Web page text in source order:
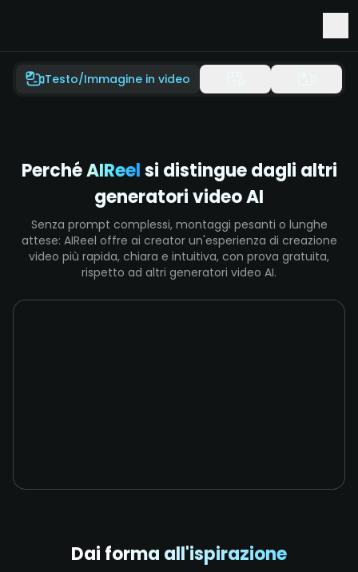
Testo/Immagine in video
PerchéAIReelsi distingue dagli altri
generatori video AI
Senza prompt complessi, montaggi pesanti o lunghe
attese: AIReel offre ai creator un'esperienza di creazione
video più rapida, chiara e intuitiva, con prova gratuita,
rispetto ad altri generatori video AI.
Dai forma all'ispirazione